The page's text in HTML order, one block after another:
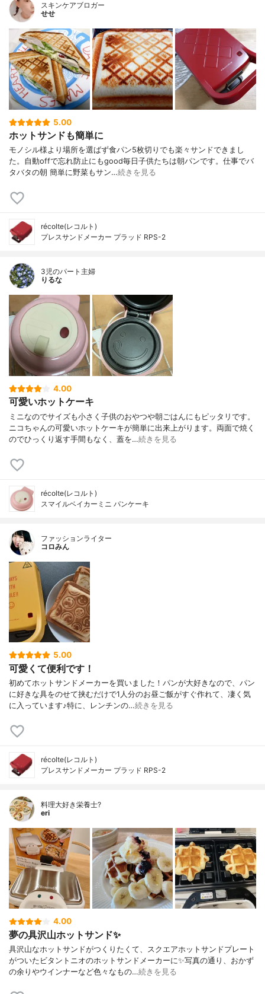
スキンケアブロガー
せせ
5.00
ホットサンドも簡単に
モノシル様より場所を選ばず食パン5枚切りでも楽々サンドできまし
た。自動offで忘れ防止にもgood毎日子供たちは朝パンです。仕事でバ
タバタの朝 簡単に野菜もサン…続きを見る
récolte(レコルト)
プレスサンドメーカー プラッド RPS-2
3児のパート主婦
りるな
4.00
可愛いホットケーキ
ミニなのでサイズも小さく子供のおやつや朝ごはんにもピッタリです。
ニコちゃんの可愛いホットケーキが簡単に出来上がります。両面で焼く
のでひっくり返す手間もなく、蓋を…続きを見る
récolte(レコルト)
スマイルベイカーミニ パンケーキ
ファッションライター
コロみん
5.00
可愛くて便利です！
初めてホットサンドメーカーを買いました！パンが大好きなので、パン
に好きな具をのせて挟むだけで1人分のお昼ご飯がすぐ作れて、凄く気
に入っています♪特に、レンチンの…続きを見る
récolte(レコルト)
プレスサンドメーカー プラッド RPS-2
料理大好き栄養士?
eri
4.00
夢の具沢山ホットサンド✨
具沢山なホットサンドがつくりたくて、スクエアホットサンドプレート
がついたビタントニオのホットサンドメーカーに✨写真の通り、おかず
の余りやウインナーなど色々なもの…続きを見る